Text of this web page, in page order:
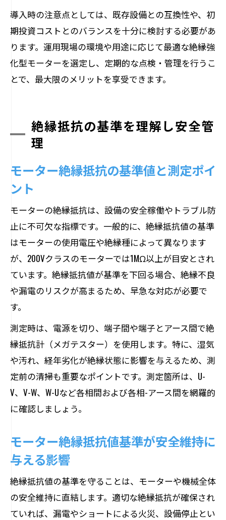
導入時の注意点としては、既存設備との互換性や、初
期投資コストとのバランスを十分に検討する必要があ
ります。運用現場の環境や用途に応じて最適な絶縁強
化型モーターを選定し、定期的な点検・管理を行うこ
とで、最大限のメリットを享受できます。
絶縁抵抗の基準を理解し安全管
理
モーター絶縁抵抗の基準値と測定ポイ
ント
モーターの絶縁抵抗は、設備の安全稼働やトラブル防
止に不可欠な指標です。一般的に、絶縁抵抗値の基準
はモーターの使用電圧や絶縁種によって異なります
が、200Vクラスのモーターでは1MΩ以上が目安とされ
ています。絶縁抵抗値が基準を下回る場合、絶縁不良
や漏電のリスクが高まるため、早急な対応が必要で
す。
測定時は、電源を切り、端子間や端子とアース間で絶
縁抵抗計（メガテスター）を使用します。特に、湿気
や汚れ、経年劣化が絶縁状態に影響を与えるため、測
定前の清掃も重要なポイントです。測定箇所は、U-
V、V-W、W-Uなど各相間および各相-アース間を網羅的
に確認しましょう。
モーター絶縁抵抗値基準が安全維持に
与える影響
絶縁抵抗値の基準を守ることは、モーターや機械全体
の安全維持に直結します。適切な絶縁抵抗が確保され
ていれば、漏電やショートによる火災、設備停止とい